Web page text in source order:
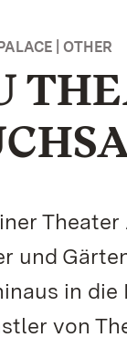
| OTHER
und
in
von